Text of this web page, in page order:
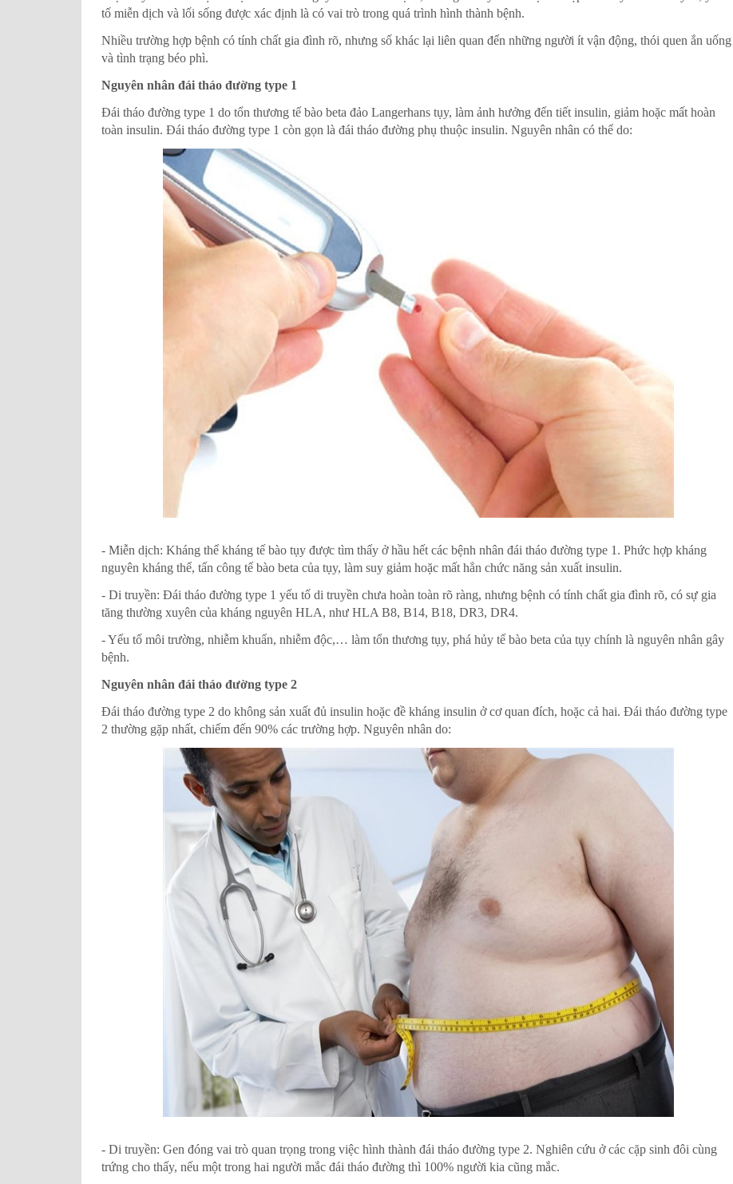
tố miễn dịch và lối sống được xác định là có vai trò trong quá trình hình thành bệnh.
Nhiều trường hợp bệnh có tính chất gia đình rõ, nhưng số khác lại liên quan đến những người ít vận động, thói quen ắn uống
và tình trạng béo phì.
Nguyên nhân đái tháo đường type 1
Đái tháo đường type 1 do tổn thương tế bào beta đảo Langerhans tụy, làm ảnh hưởng đến tiết insulin, giảm hoặc mất hoàn
toàn insulin. Đái tháo đường type 1 còn gọn là đái tháo đường phụ thuộc insulin. Nguyên nhân có thể do:
- Miễn dịch: Kháng thể kháng tế bào tụy được tìm thấy ở hầu hết các bệnh nhân đái tháo đường type 1. Phức hợp kháng
nguyên kháng thể, tấn công tế bào beta của tụy, làm suy giảm hoặc mất hẳn chức năng sản xuất insulin.
- Di truyền: Đái tháo đường type 1 yếu tố di truyền chưa hoàn toàn rõ ràng, nhưng bệnh có tính chất gia đình rõ, có sự gia
tăng thường xuyên của kháng nguyên HLA, như HLA B8, B14, B18, DR3, DR4.
- Yếu tố môi trường, nhiễm khuẩn, nhiễm độc,… làm tổn thương tụy, phá hủy tế bào beta của tụy chính là nguyên nhân gây
bệnh.
Nguyên nhân đái tháo đường type 2
Đái tháo đường type 2 do không sản xuất đủ insulin hoặc đề kháng insulin ở cơ quan đích, hoặc cả hai. Đái tháo đường type
2 thường gặp nhất, chiếm đến 90% các trường hợp. Nguyên nhân do:
- Di truyền: Gen đóng vai trò quan trọng trong việc hình thành đái tháo đường type 2. Nghiên cứu ở các cặp sinh đôi cùng
trứng cho thấy, nếu một trong hai người mắc đái tháo đường thì 100% người kia cũng mắc.
NGUYÊN GĐ TT DINH DƯỠNG VIỆN
DDQG
CHUYÊN GIA TƯ VẤN